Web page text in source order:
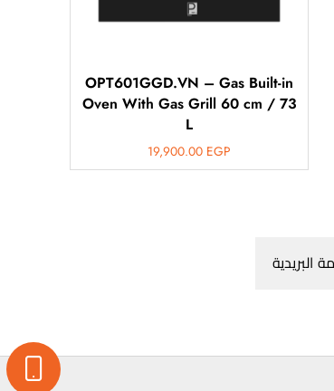
OPT601GGD.VN – Gas Built-in
Oven With Gas Grill 60 cm / 73
L
19,900.00 EGP
البريدية